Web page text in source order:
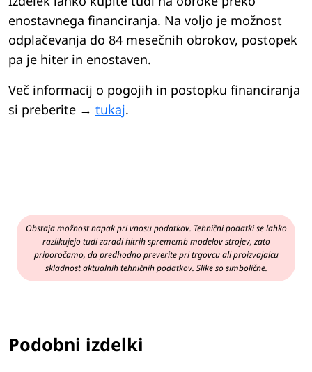
enostavnega financiranja. Na voljo je možnost
odplačevanja do 84 mesečnih obrokov, postopek
pa je hiter in enostaven.
Več informacij o pogojih in postopku financiranja
si preberite → tukaj.
Obstaja možnost napak pri vnosu podatkov. Tehnični podatki se lahko
razlikujejo tudi zaradi hitrih sprememb modelov strojev, zato
priporočamo, da predhodno preverite pri trgovcu ali proizvajalcu
skladnost aktualnih tehničnih podatkov. Slike so simbolične.
Podobni izdelki